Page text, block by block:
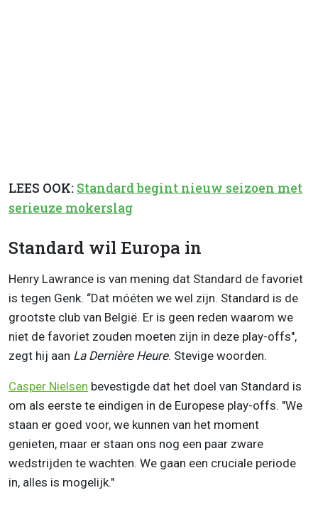
LEES OOK: Standard begint nieuw seizoen met
serieuze mokerslag
Standard wil Europa in
Henry Lawrance is van mening dat Standard de favoriet
is tegen Genk. “Dat móéten we wel zijn. Standard is de
grootste club van België. Er is geen reden waarom we
niet de favoriet zouden moeten zijn in deze play-offs",
zegt hij aan La Dernière Heure. Stevige woorden.
Casper Nielsen bevestigde dat het doel van Standard is
om als eerste te eindigen in de Europese play-offs. "We
staan er goed voor, we kunnen van het moment
genieten, maar er staan ons nog een paar zware
wedstrijden te wachten. We gaan een cruciale periode
in, alles is mogelijk."